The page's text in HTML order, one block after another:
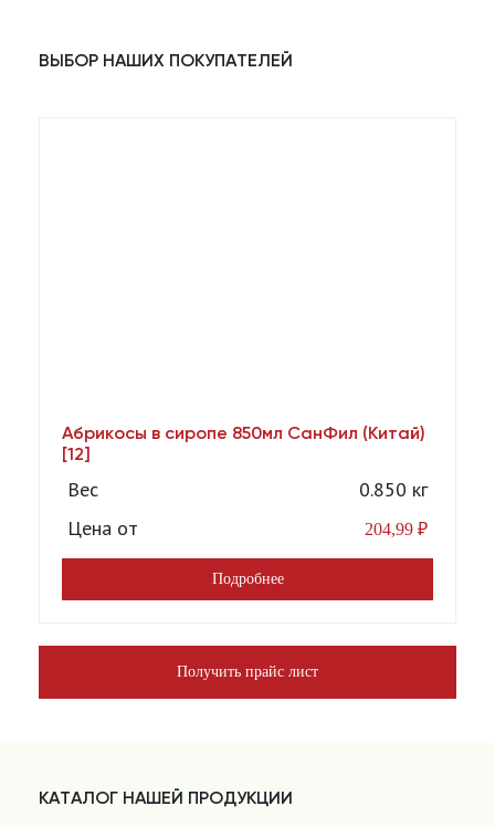
ВЫБОР НАШИХ ПОКУПАТЕЛЕЙ
Абрикосы в сиропе 850мл СанФил (Китай)
[12]
Вес
0.850 кг
Цена от
204,99 ₽
Подробнее
Получить прайс лист
КАТАЛОГ НАШЕЙ ПРОДУКЦИИ